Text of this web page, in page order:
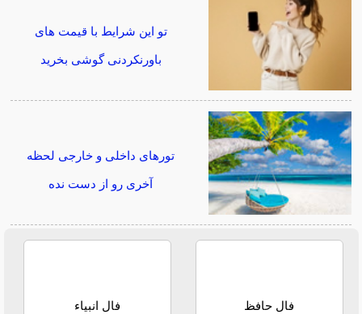
تو این شرایط با قیمت های
باورنکردنی گوشی بخرید
تورهای داخلی و خارجی لحظه
آخری رو از دست نده
فال حافظ فال انبیاء